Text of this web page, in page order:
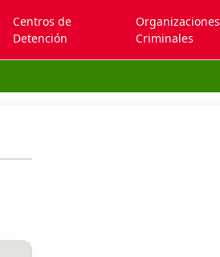
Centros de
Detención
Organizaciones
Criminales